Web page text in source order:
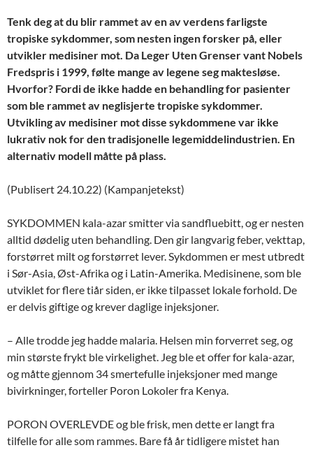
Tenk deg at du blir rammet av en av verdens farligste
tropiske sykdommer, som nesten ingen forsker på, eller
utvikler medisiner mot. Da Leger Uten Grenser vant Nobels
Fredspris i 1999, følte mange av legene seg maktesløse.
Hvorfor? Fordi de ikke hadde en behandling for pasienter
som ble rammet av neglisjerte tropiske sykdommer.
Utvikling av medisiner mot disse sykdommene var ikke
lukrativ nok for den tradisjonelle legemiddelindustrien. En
alternativ modell måtte på plass.
(Publisert 24.10.22) (Kampanjetekst)
SYKDOMMEN kala-azar smitter via sandfluebitt, og er nesten
alltid dødelig uten behandling. Den gir langvarig feber, vekttap,
forstørret milt og forstørret lever. Sykdommen er mest utbredt
i Sør-Asia, Øst-Afrika og i Latin-Amerika. Medisinene, som ble
utviklet for flere tiår siden, er ikke tilpasset lokale forhold. De
er delvis giftige og krever daglige injeksjoner.
– Alle trodde jeg hadde malaria. Helsen min forverret seg, og
min største frykt ble virkelighet. Jeg ble et offer for kala-azar,
og måtte gjennom 34 smertefulle injeksjoner med mange
bivirkninger, forteller Poron Lokoler fra Kenya.
PORON OVERLEVDE og ble frisk, men dette er langt fra
tilfelle for alle som rammes. Bare få år tidligere mistet han